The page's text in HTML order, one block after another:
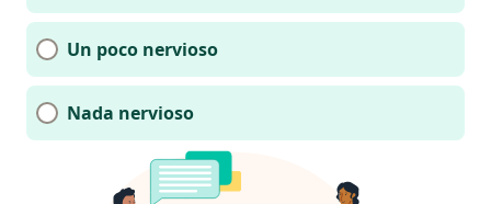
Un poco nervioso
Nada nervioso